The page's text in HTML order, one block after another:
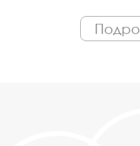
оборудована
работает только
персонал. Поэтому Вы